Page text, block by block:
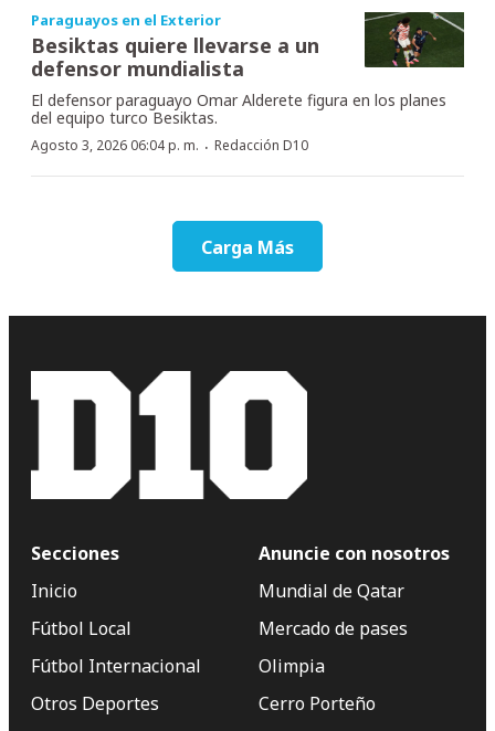
Paraguayos en el Exterior
Besiktas quiere llevarse a un
defensor mundialista
El defensor paraguayo Omar Alderete figura en los planes
del equipo turco Besiktas.
Agosto 3, 2026 06:04 p. m. · Redacción D10
Carga Más
Secciones
Inicio
Fútbol Local
Fútbol Internacional
Otros Deportes
Anuncie con nosotros
Mundial de Qatar
Mercado de pases
Olimpia
Cerro Porteño